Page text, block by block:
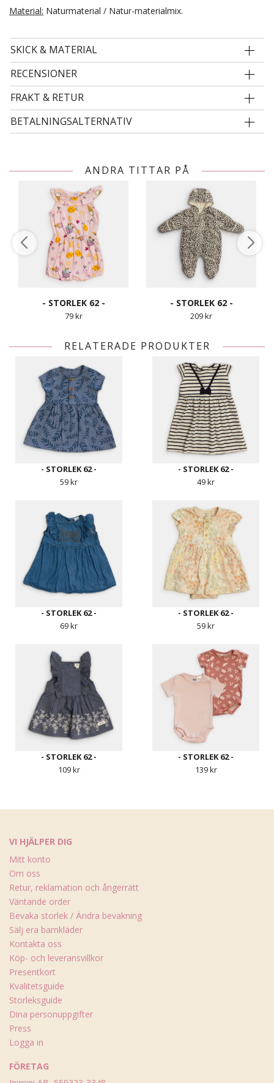
Material: Naturmaterial / Natur-materialmix.
SKICK & MATERIAL
RECENSIONER
FRAKT & RETUR
BETALNINGSALTERNATIV
ANDRA TITTAR PÅ
- STORLEK 62 -
79 kr
- STORLEK 62 -
209 kr
RELATERADE PRODUKTER
- STORLEK 62 -
59 kr
- STORLEK 62 -
49 kr
- STORLEK 62 -
69 kr
- STORLEK 62 -
59 kr
- STORLEK 62 -
109 kr
- STORLEK 62 -
139 kr
VI HJÄLPER DIG
Mitt konto
Om oss
Retur, reklamation och ångerrätt
Väntande order
Bevaka storlek / Ändra bevakning
Sälj era barnkläder
Kontakta oss
Köp- och leveransvillkor
Presentkort
Kvalitetsguide
Storleksguide
Dina personuppgifter
Press
Logga in
FÖRETAG